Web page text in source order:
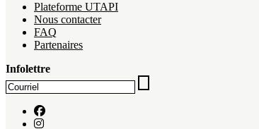
Plateforme UTAPI
Nous contacter
FAQ
Partenaires
Infolettre